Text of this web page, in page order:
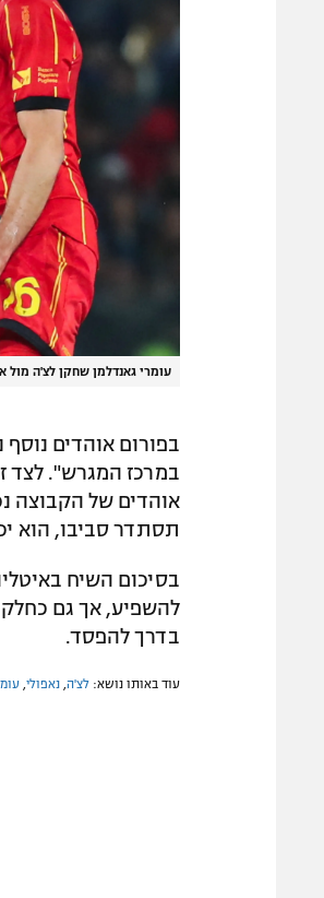
עומרי גאנדלמן שחקן לצ'ה מול
בפורום אוהדים
במרכז המגרש". לצד
אוהדים של הקבוצה
תסתדר סביבו, הוא
בסיכום השיח
להשפיע, אך גם
בדרך להפסד.
עוד באותו נושא: לצ'ה נאפולי